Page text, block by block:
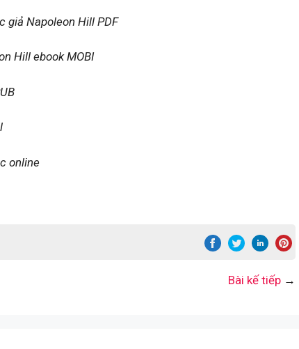
giả Napoleon Hill PDF
Hill ebook MOBI
online
Bài kế tiếp →